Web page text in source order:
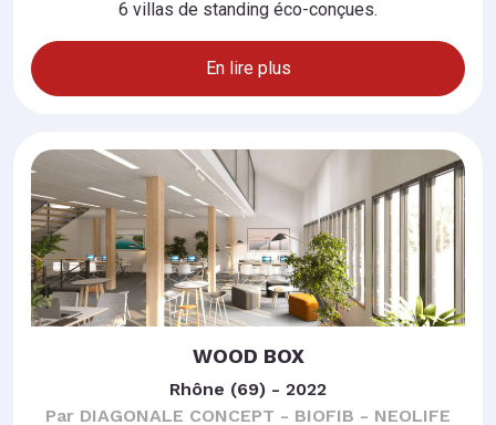
6 villas de standing éco-conçues.
En lire plus
WOOD BOX
Rhône (69) - 2022
Par DIAGONALE CONCEPT - BIOFIB - NEOLIFE